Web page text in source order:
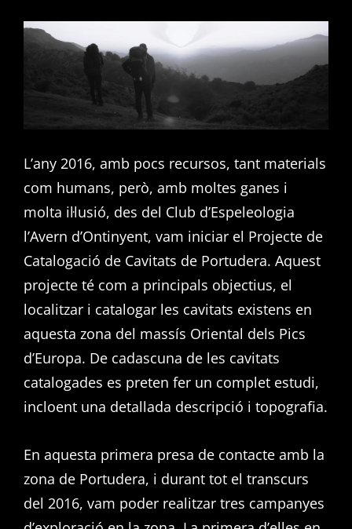
L’any 2016, amb pocs recursos, tant materials
com humans, però, amb moltes ganes i
molta il·lusió, des del Club d’Espeleologia
l’Avern d’Ontinyent, vam iniciar el Projecte de
Catalogació de Cavitats de Portudera. Aquest
projecte té com a principals objectius, el
localitzar i catalogar les cavitats existens en
aquesta zona del massís Oriental dels Pics
d’Europa. De cadascuna de les cavitats
catalogades es preten fer un complet estudi,
incloent una detallada descripció i topografia.
En aquesta primera presa de contacte amb la
zona de Portudera, i durant tot el transcurs
del 2016, vam poder realitzar tres campanyes